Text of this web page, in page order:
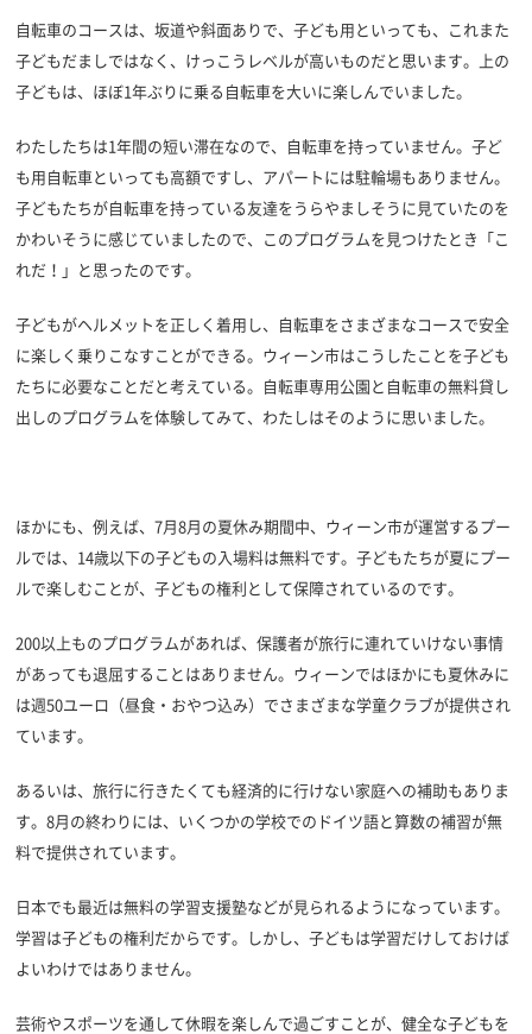
自転車のコースは、坂道や斜面ありで、子ども用といっても、これまた
子どもだましではなく、けっこうレベルが高いものだと思います。上の
子どもは、ほぼ1年ぶりに乗る自転車を大いに楽しんでいました。
わたしたちは1年間の短い滞在なので、自転車を持っていません。子ど
も用自転車といっても高額ですし、アパートには駐輪場もありません。
子どもたちが自転車を持っている友達をうらやましそうに見ていたのを
かわいそうに感じていましたので、このプログラムを見つけたとき「こ
れだ！」と思ったのです。
子どもがヘルメットを正しく着用し、自転車をさまざまなコースで安全
に楽しく乗りこなすことができる。ウィーン市はこうしたことを子ども
たちに必要なことだと考えている。自転車専用公園と自転車の無料貸し
出しのプログラムを体験してみて、わたしはそのように思いました。
ほかにも、例えば、7月8月の夏休み期間中、ウィーン市が運営するプー
ルでは、14歳以下の子どもの入場料は無料です。子どもたちが夏にプー
ルで楽しむことが、子どもの権利として保障されているのです。
200以上ものプログラムがあれば、保護者が旅行に連れていけない事情
があっても退屈することはありません。ウィーンではほかにも夏休みに
は週50ユーロ（昼食・おやつ込み）でさまざまな学童クラブが提供され
ています。
あるいは、旅行に行きたくても経済的に行けない家庭への補助もありま
す。8月の終わりには、いくつかの学校でのドイツ語と算数の補習が無
料で提供されています。
日本でも最近は無料の学習支援塾などが見られるようになっています。
学習は子どもの権利だからです。しかし、子どもは学習だけしておけば
よいわけではありません。
芸術やスポーツを通して休暇を楽しんで過ごすことが、健全な子どもを